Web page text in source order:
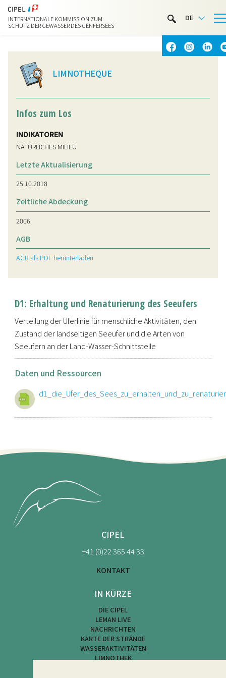
INTERNATIONALE KOMMISSION ZUM
SCHUTZ DER GEWÄSSER DES GENFERSEES
DE
LIMNOTHEK
WASSERAKTIVITÄTEN
LIMNOTHEQUE
Infos zum Los
INDIKATOREN
NATÜRLICHES MILIEU
Letzte Aktualisierung
25.10.2018
Zeitliche Abdeckung
2006
AGB
AGB als PDF herunterladen
D1: Erhaltung und Renaturierung des Seeufers
Verteilung der Uferlinie für menschliche Aktivitäten, den
Zustand der landseitigen Seeufer und die Arten von
Seeufern an der Land-Wasser-Schnittstelle
Daten und Ressourcen
CIPEL
+41 (0)22 365 44 33
KONTAKT
IN KÜRZE
DIE CIPEL
LEMAN LIVE
NACHRICHTEN
KARTE DER STRÄNDE
WASSERAKTIVITÄTEN
LIMNOTHEK